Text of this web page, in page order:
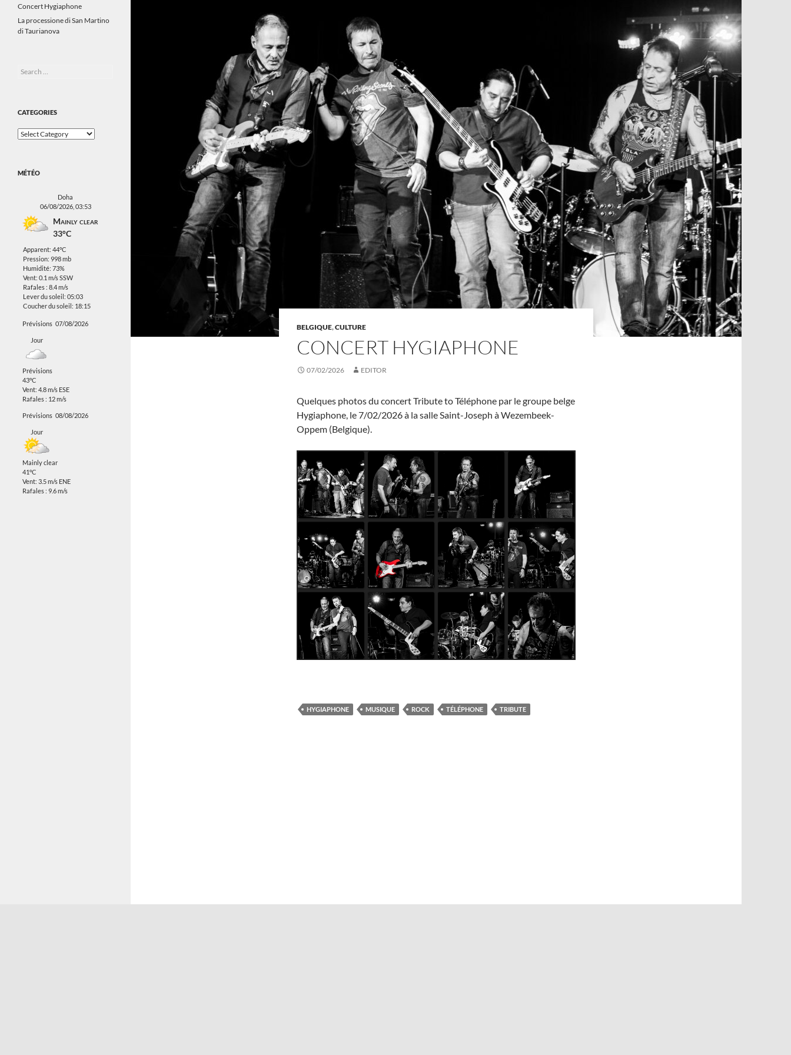
BELGIQUE,CULTURE
CONCERT HYGIAPHONE
07/02/2026 EDITOR
Quelques photos du concert Tribute to Téléphone par le groupe belge
Hygiaphone, le 7/02/2026 à la salle Saint-Joseph à Wezembeek-
Oppem (Belgique).
HYGIAPHONE MUSIQUE ROCK TÉLÉPHONE TRIBUTE
Concert Hygiaphone
La processione di San Martino
di Taurianova
Search
CATEGORIES
Categories
MÉTÉO
Doha
06/08/2026, 03:53
Mainly clear
33°C
Apparent: 44°C
Pression: 998 mb
Humidité: 73%
Vent: 0.1 m/s SSW
Rafales : 8.4 m/s
Lever du soleil: 05:03
Coucher du soleil: 18:15
Prévisions 07/08/2026
Jour
Prévisions
43°C
Vent: 4.8 m/s ESE
Rafales : 12 m/s
Prévisions 08/08/2026
Jour
Mainly clear
41°C
Vent: 3.5 m/s ENE
Rafales : 9.6 m/s